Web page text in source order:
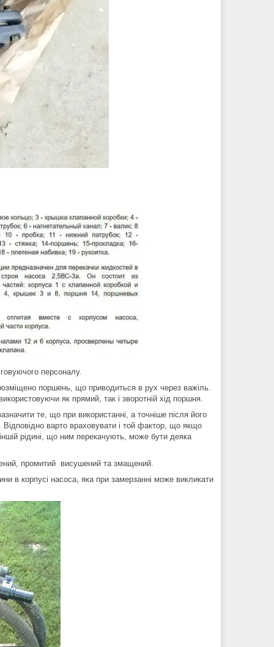
персоналу.
поршень, що приводиться в рух через важіль.
як прямий, так і зворотній хід поршня.
те, що при використанні, а точніше після його
Відповідно варто враховувати і той фактор, що якщо
рідині, що ним перекачують, може бути деяка
промитий висушений та змащений.
в корпусі насоса, яка при замерзанні може викликати